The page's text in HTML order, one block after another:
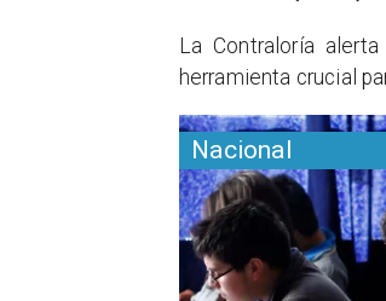
Nacional
La Contraloría
herramienta crucial